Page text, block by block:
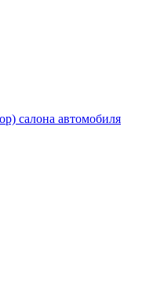
салона автомобиля